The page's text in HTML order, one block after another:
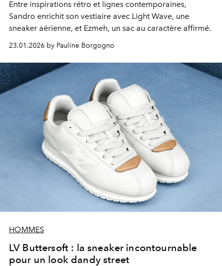
Entre inspirations rétro et lignes contemporaines,
Sandro enrichit son vestiaire avec Light Wave, une
sneaker aérienne, et Ezmeh, un sac au caractère affirmé.
23.01.2026 by Pauline Borgogno
HOMMES
LV Buttersoft : la sneaker incontournable
pour un look dandy street